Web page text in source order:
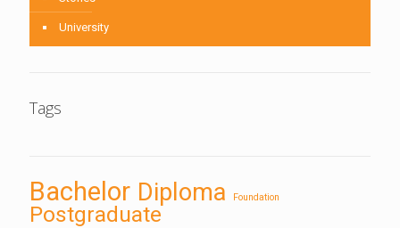
University
Tags
Bachelor Diploma Foundation
Postgraduate